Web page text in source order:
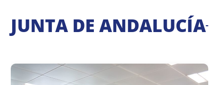
JUNTA DE ANDALUCÍA